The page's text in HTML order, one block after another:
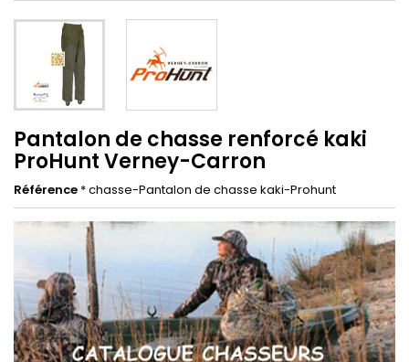
Pantalon de chasse renforcé kaki
ProHunt Verney-Carron
Référence * chasse-Pantalon de chasse kaki-Prohunt